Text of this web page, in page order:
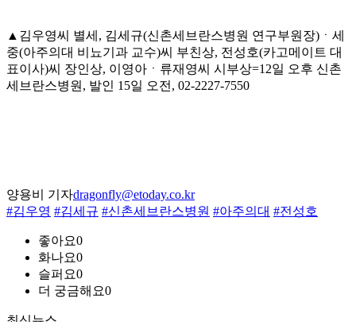
▲김우영씨 별세, 김세규(신촌세브란스병원 연구부원장)ㆍ세
중(아주의대 비뇨기과 교수)씨 부친상, 전성호(카고메이트 대
표이사)씨 장인상, 이영아ㆍ류재영씨 시부상=12일 오후 신촌
세브란스병원, 발인 15일 오전, 02-2227-7550
양용비 기자dragonfly@etoday.co.kr
#김우영 #김세규 #신촌세브란스병원 #아주의대 #전성호
좋아요0
화나요0
슬퍼요0
더 궁금해요0